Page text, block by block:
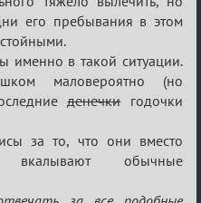
его пребывания в этом
именно в такой ситуации.
маловероятно (но
денечкигодочки
за то, что они вместо
вкалывают обычные